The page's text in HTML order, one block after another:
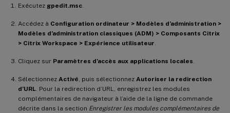
Exécutez gpedit.msc
Accédez à Configuration ordinateur > Modèles d’administration >
Modèles d’administration classiques (ADM) > Composants Citrix
> Citrix Workspace > Expérience utilisateur
Cliquez sur Paramètres d’accès aux applications locales
Sélectionnez Activé , puis sélectionnez Autoriser la redirection
d’URL . Pour la redirection d’URL, enregistrez les modules
complémentaires de navigateur à l’aide de la ligne de commande
décrite dans la section Enregistrer les modules complémentaires de